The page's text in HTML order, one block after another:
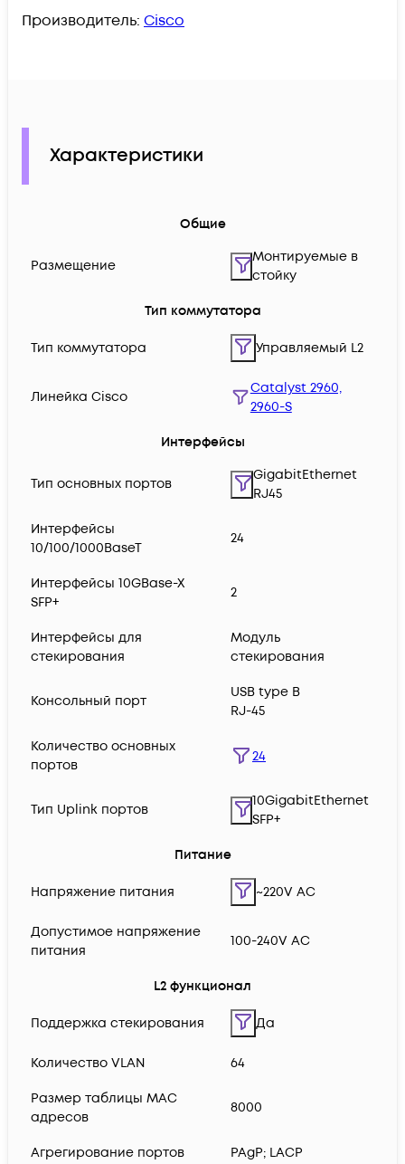
Производитель: Cisco
Характеристики
Общие
Размещение
Монтируемые в
стойку
Тип коммутатора
Тип коммутатора Управляемый L2
Линейка Cisco
Catalyst 2960,
2960-S
Интерфейсы
Тип основных портов
GigabitEthernet
RJ45
Интерфейсы
10/100/1000BaseT
24
Интерфейсы 10GBase-X
SFP+
2
Интерфейсы для
стекирования
Модуль
стекирования
Консольный порт
USB type B
RJ-45
Количество основных
портов
24
Тип Uplink портов
10GigabitEthernet
SFP+
Питание
Напряжение питания ~220V AC
Допустимое напряжение
питания
100-240V AC
L2 функционал
Поддержка стекирования Да
Количество VLAN 64
Размер таблицы MAC
адресов
8000
Агрегирование портов PAgP; LACP